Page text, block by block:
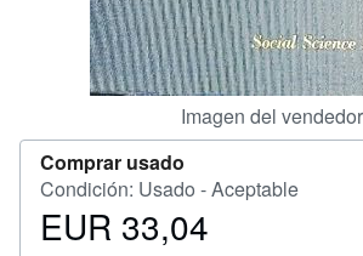
Imagen del vendedor
Comprar usado
Condición: Usado - Aceptable
Precio
EUR 33,04